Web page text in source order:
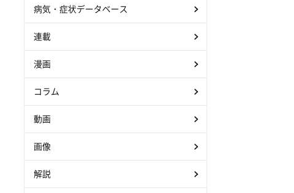
病気・症状データベース
連載
漫画
コラム
動画
画像
解説